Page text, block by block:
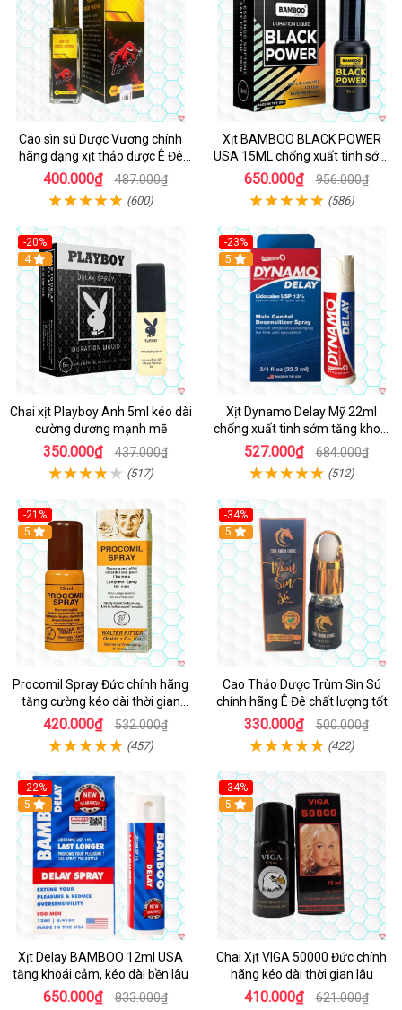
Cao sìn sú Dược Vương chính
hãng dạng xịt thảo dược Ê Đê
Tây Nguyên
400.000₫ 487.000₫
(600)
Xịt BAMBOO BLACK POWER
USA 15ML chống xuất tinh sớm
hiệu quả
650.000₫ 956.000₫
(586)
-20%
Hot
4
Chai xịt Playboy Anh 5ml kéo dài
cường dương mạnh mẽ
350.000₫ 437.000₫
(517)
-23%
5
Xịt Dynamo Delay Mỹ 22ml
chống xuất tinh sớm tăng khoái
cảm
527.000₫ 684.000₫
(512)
-21%
5
Procomil Spray Đức chính hãng
tăng cường kéo dài thời gian
hiệu quả
420.000₫ 532.000₫
(457)
-34%
5
Cao Thảo Dược Trùm Sìn Sú
chính hãng Ê Đê chất lượng tốt
330.000₫ 500.000₫
(422)
-22%
5
Xịt Delay BAMBOO 12ml USA
tăng khoái cảm, kéo dài bền lâu
650.000₫ 833.000₫
-34%
5
Chai Xịt VIGA 50000 Đức chính
hãng kéo dài thời gian lâu
410.000₫ 621.000₫